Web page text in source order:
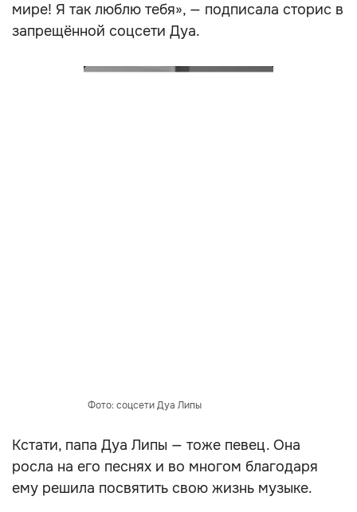
мире! Я так люблю тебя», — подписала сторис в
запрещённой соцсети Дуа.
Фото: соцсети Дуа Липы
Кстати, папа Дуа Липы — тоже певец. Она
росла на его песнях и во многом благодаря
ему решила посвятить свою жизнь музыке.